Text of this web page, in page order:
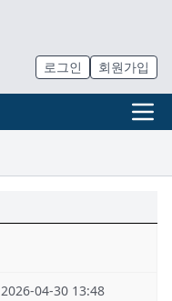
로그인 회원가입
2026-04-30 13:48